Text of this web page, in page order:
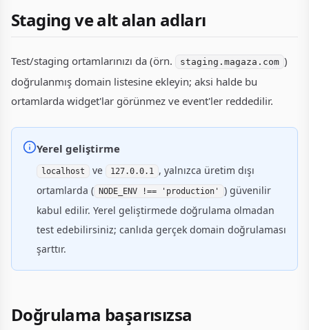
Staging ve alt alan adları
Test/staging ortamlarınızı da (örn. staging.magaza.com )
doğrulanmış domain listesine ekleyin; aksi halde bu
ortamlarda widget'lar görünmez ve event'ler reddedilir.
Yerel geliştirme
localhost ve 127.0.0.1 , yalnızca üretim dışı
ortamlarda (
NODE_ENV !== 'production'
) güvenilir
kabul edilir. Yerel geliştirmede doğrulama olmadan
test edebilirsiniz; canlıda gerçek domain doğrulaması
şarttır.
Doğrulama başarısızsa